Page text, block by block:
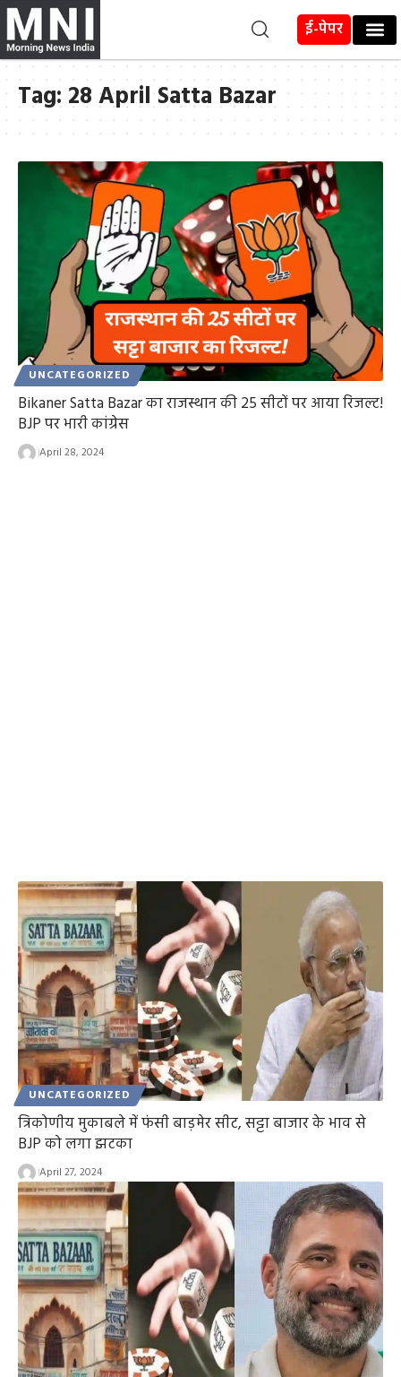
ई-पेपर
Tag: 28 April Satta Bazar
UNCATEGORIZED
Bikaner Satta Bazar का राजस्थान की 25 सीटों पर आया रिजल्ट!
BJP पर भारी कांग्रेस
April 28, 2024
UNCATEGORIZED
त्रिकोणीय मुकाबले में फंसी बाड़मेर सीट, सट्टा बाजार के भाव से
BJP को लगा झटका
April 27, 2024